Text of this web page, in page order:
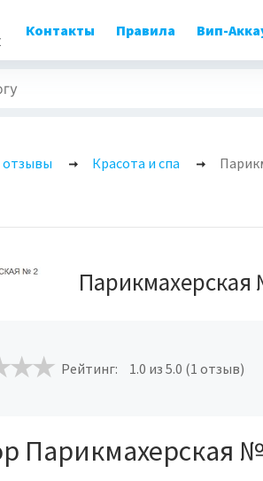
Контакты Правила Вип-
отзывы Красота и спа
Парикмахерская
Рейтинг: 1.0 из 5.0 (1 отзыв)
Парикмахерская